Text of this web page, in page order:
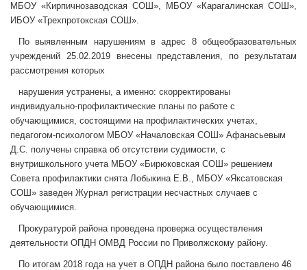
МБОУ «Кирпичнозаводская СОШ», МБОУ «Карагалинская СОШ»,
ИБОУ «Трехпротокская СОШ».
По выявленным нарушениям в адрес 8 общеобразовательных
учреждений 25.02.2019 внесены представления, по результатам
рассмотрения которых
нарушения устранены, а именно: скорректированы
индивидуально-профилактические планы по работе с
обучающимися, состоящими на профилактических учетах,
педагогом-психологом МБОУ «Началовская СОШ» Афанасьевым
Д.С. получены справка об отсутствии судимости, с
внутришкольного учета МБОУ «Бирюковская СОШ» решением
Совета профилактики снята Лобыкина Е.В., МБОУ «Яксатовская
СОШ» заведен Журнал регистрации несчастных случаев с
обучающимися.
Прокуратурой района проведена проверка осуществления
деятельности ОПДН ОМВД России по Приволжскому району.
По итогам 2018 года на учет в ОПДН района было поставлено 46